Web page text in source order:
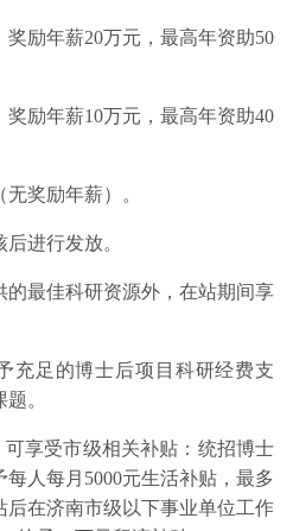
励年薪20万元，最高年资助50
励年薪10万元，最高年资助40
奖励年薪）。
进行发放。
的最佳科研资源外，在站期间享
充足的博士后项目科研经费支
。
享受市级相关补贴：统招博士
人每月5000元生活补贴，最多
后在济南市级以下事业单位工作